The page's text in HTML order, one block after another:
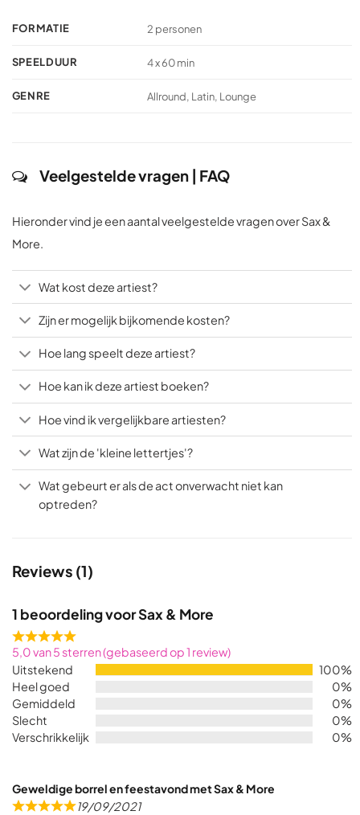
FORMATIE 2 personen
SPEELDUUR 4 x 60 min
GENRE Allround, Latin, Lounge
Veelgestelde vragen | FAQ
Hieronder vind je een aantal veelgestelde vragen over Sax &
More.
Wat kost deze artiest?
Zijn er mogelijk bijkomende kosten?
Hoe lang speelt deze artiest?
Hoe kan ik deze artiest boeken?
Hoe vind ik vergelijkbare artiesten?
Wat zijn de 'kleine lettertjes'?
Wat gebeurt er als de act onverwacht niet kan
optreden?
Reviews (1)
1 beoordeling voorSax & More
Rated
5,0
of
5
5,0 van 5 sterren (gebaseerd op 1 review)
Uitstekend
100%
Heel goed
0%
Gemiddeld
0%
Slecht
0%
Verschrikkelijk
0%
Geweldige borrel en feestavond met Sax & More
19/09/2021